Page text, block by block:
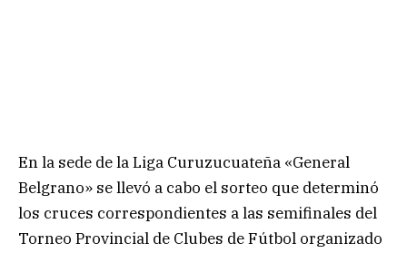
En la sede de la Liga Curuzucuateña «General
Belgrano» se llevó a cabo el sorteo que determinó
los cruces correspondientes a las semifinales del
Torneo Provincial de Clubes de Fútbol organizado